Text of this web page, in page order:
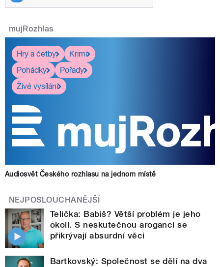
mujRozhlas
Hry a četby
Krimi
Pohádky
Pořady
Živé vysílání
Audiosvět Českého rozhlasu na jednom místě
NEJPOSLOUCHANĚJŠÍ
Telička: Babiš? Větší problém je jeho
okolí. S neskutečnou arogancí se
přikrývají absurdní věci
Bartkovský: Společnost se dělí na dva